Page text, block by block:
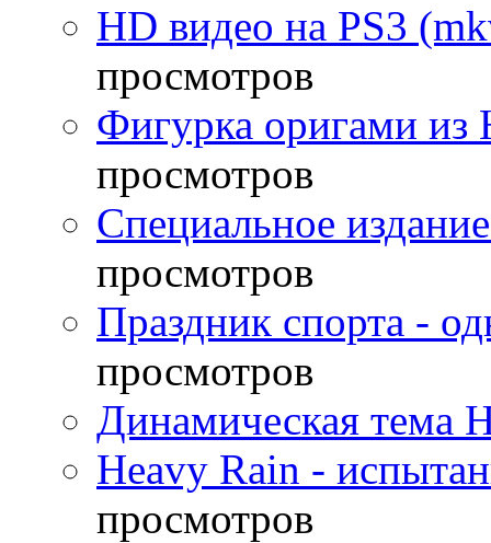
HD видео на PS3
просмотров
Фигурка оригами из
просмотров
Специальное
просмотров
Праздник спорта -
просмотров
Динамическая тема
Heavy Rain -
просмотров